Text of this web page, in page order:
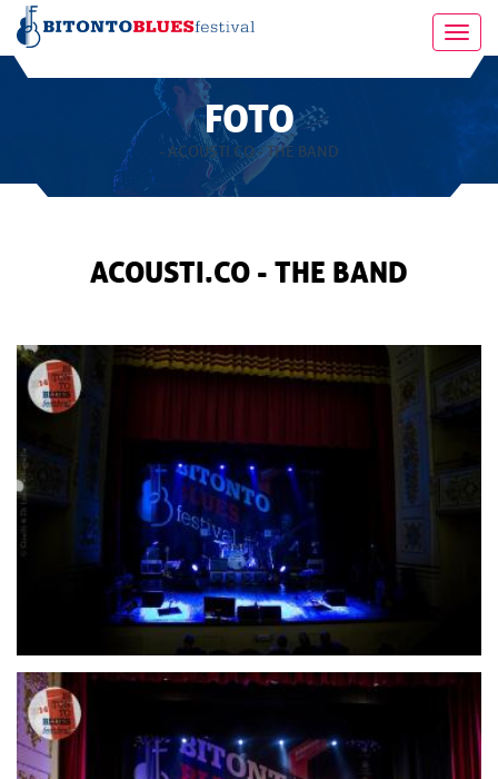
FOTO
- ACOUSTI.CO - THE BAND
ACOUSTI.CO - THE BAND